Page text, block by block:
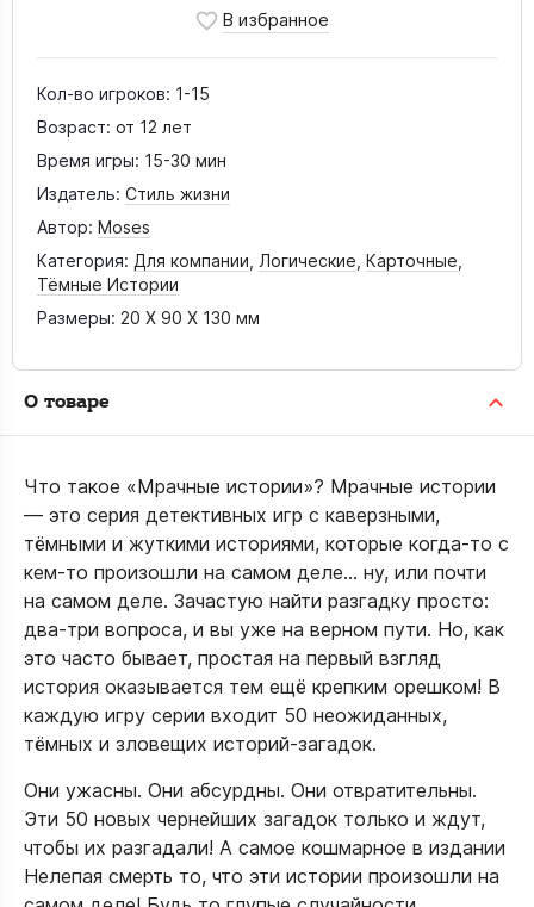
Кол-во игроков: 1-15
Возраст: от 12 лет
Время игры: 15-30 мин
Издатель: Стиль жизни
Автор: Moses
Категория: Для компании Логические Карточные
Тёмные Истории
Размеры: 20 X 90 X 130 мм
О товаре
Что такое «Мрачные истории»? Мрачные истории
— это серия детективных игр с каверзными,
тёмными и жуткими историями, которые когда-то с
кем-то произошли на самом деле… ну, или почти
на самом деле. Зачастую найти разгадку просто:
два-три вопроса, и вы уже на верном пути. Но, как
это часто бывает, простая на первый взгляд
история оказывается тем ещё крепким орешком! В
каждую игру серии входит 50 неожиданных,
тёмных и зловещих историй-загадок.
Они ужасны. Они абсурдны. Они отвратительны.
Эти 50 новых чернейших загадок только и ждут,
чтобы их разгадали! А самое кошмарное в издании
Нелепая смерть то, что эти истории произошли на